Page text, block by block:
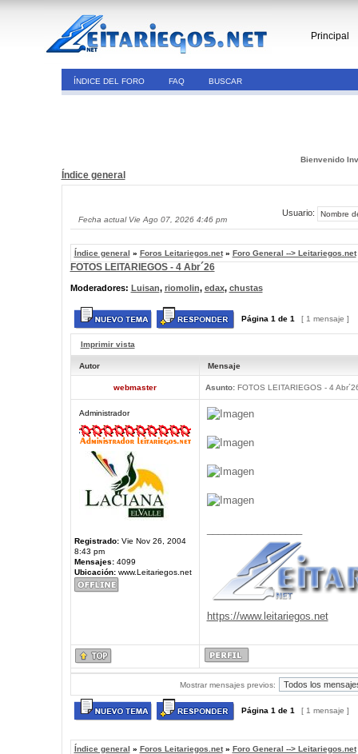
Principal
ÍNDICE DEL FORO FAQ BUSCAR
Bienvenido
Índice general
Fecha actual Vie Ago 07, 2026 4:46 pm
Usuario:
Índice general » Foros Leitariegos.net» Foro General --> Leitariegos.net
FOTOS LEITARIEGOS - 4 Abr´26
Moderadores: Luisan, riomolin, edax, chustas
Página 1 de 1 [ 1 mensaje ]
Imprimir vista
Autor Mensaje
webmaster Asunto:FOTOS LEITARIEGOS - 4
Administrador
Registrado:Vie Nov 26, 2004
8:43 pm
Mensajes:4099
Ubicación:www.Leitariegos.net
https://www.leitariegos.net
Mostrar mensajes previos:
Página 1 de 1 [ 1 mensaje ]
Índice general » Foros Leitariegos.net» Foro General --> Leitariegos.net